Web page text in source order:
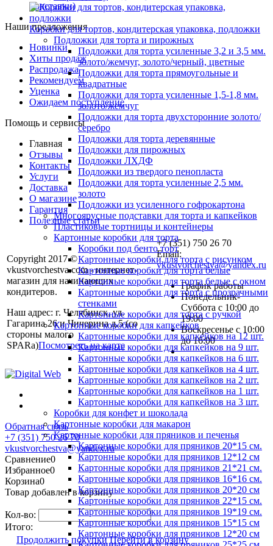
Коробки для тортов, кондитерская упаковка, подложки
Подложки для торта и пирожных
Подложки для торта усиленные 3,2 и 3,5 мм.
золото/жемчуг, золото/черный, цветные
Подложки для торта прямоугольные и
квадратные
Подложки для торта усиленные 1,5-1,8 мм.
золото/жемчуг
Подложки для торта двухсторонние золото/
серебро
Подложки для торта деревянные
Подложки для пирожных
Подложки ЛХДФ
Подложки из твердого пенопласта
Подложки для торта усиленные 2,5 мм.
золото
Подложки из усиленного гофрокартона
Многоярусные подставки для торта и капкейков
Пластиковые тортницы и контейнеры
Картонные коробки для торта
Коробки под бенто торт
Картонные коробки для торта с рисунком
Картонные коробки для торта белые
Картонные коробки для торта белые с окном
Картонные коробки для торта с прозрачными
стенками
Картонные коробки для торта с ручкой
Картонные коробки для капкейков
Картонные коробки для капкейков на 12 шт.
Картонные коробки для капкейков на 9 шт.
Картонные коробки для капкейков на 6 шт.
Картонные коробки для капкейков на 4 шт.
Картонные коробки для капкейков на 2 шт.
Картонные коробки для капкейков на 1 шт.
Картонные коробки для капкейков на 3 шт.
Коробки для конфет и шоколада
Картонные коробки для макарон
Картонные коробки для пряников и печенья
Картонные коробки для пряников 20*15 см.
Картонные коробки для пряников 12*12 см
Картонные коробки для пряников 21*21 см.
Картонные коробки для пряников 16*16 см.
Картонные коробки для пряников 20*20 см
Картонные коробки для пряников 22*15 см.
Картонные коробки для пряников 19*19 см.
Картонные коробки для пряников 15*15 см
Картонные коробки для пряников 12*20 см
подставки)
Наши предложения
Новинки
Хиты продаж
Распродажа
Рекомендуем
Уценка
Ожидаем поступление
Помощь и сервисы
Главная
Отзывы
Контакты
Услуги
Доставка
О магазине
Гарантия
Полезные статьи
Copyright 2017 ©
vkustvorchestva.com - интернет-
магазин для начинающих
кондитеров.
Наш адрес: г. Челябинск, ул.
Гагарина 26 и Чичерина д.5 (со
стороны малого
SPARa)Посмотреть на карте
+7 (351) 750 26 70
Email:
vkustvorchestva@yandex.ru
График работы
Понедельник-
Суббота с 10:00 до
19:00
Воскресенье с 10:00
до 16:00
Обратная связь
+7 (351) 750 26 70
vkustvorchestva@yandex.ru
Сравнение0
Избранное0
Корзина0
Товар добавлен в корзину
Кол-во:
Итого:
Продолжить покупки Перейти в корзину